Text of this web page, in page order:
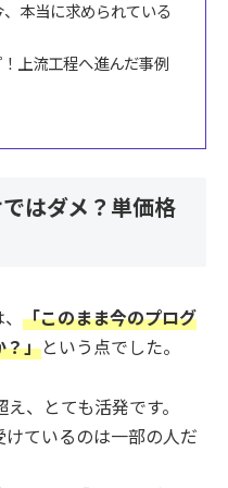
本当に求められている
上流工程へ進んだ事例
はダメ？単価格
「このまま今のプログ
？」という点でした。
、とても活発です。
ているのは一部の人だ